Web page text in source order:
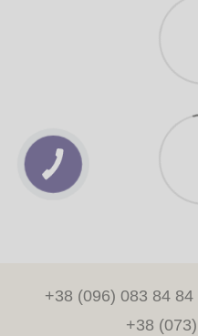
+38 (096) 083 84 84
+38